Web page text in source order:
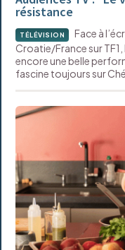
résistance
TÉLÉVISION
Face à
Croatie/France sur
encore une belle
fascine toujours sur